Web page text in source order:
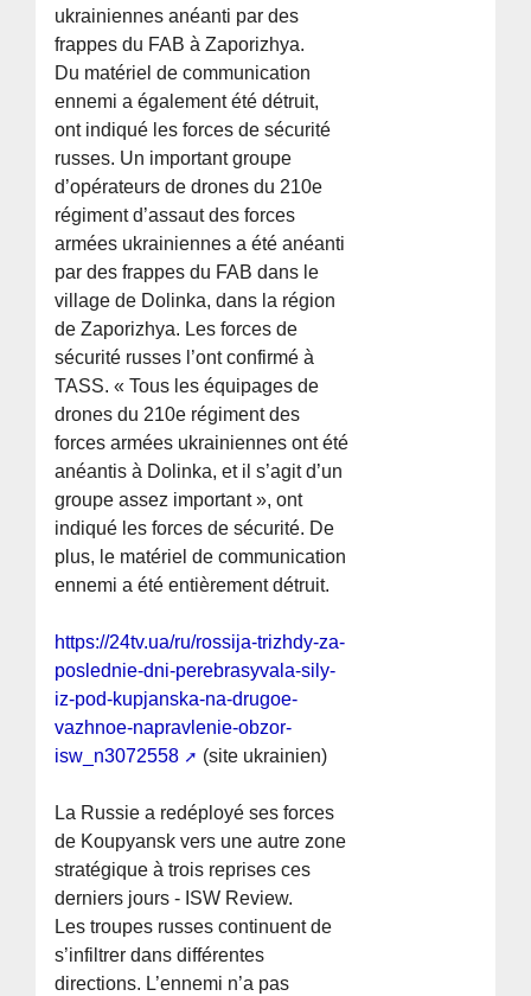
ukrainiennes anéanti par des
frappes du FAB à Zaporizhya.
Du matériel de communication
ennemi a également été détruit,
ont indiqué les forces de sécurité
russes. Un important groupe
d’opérateurs de drones du 210e
régiment d’assaut des forces
armées ukrainiennes a été anéanti
par des frappes du FAB dans le
village de Dolinka, dans la région
de Zaporizhya. Les forces de
sécurité russes l’ont confirmé à
TASS. « Tous les équipages de
drones du 210e régiment des
forces armées ukrainiennes ont été
anéantis à Dolinka, et il s’agit d’un
groupe assez important », ont
indiqué les forces de sécurité. De
plus, le matériel de communication
ennemi a été entièrement détruit.
https://24tv.ua/ru/rossija-trizhdy-za-
poslednie-dni-perebrasyvala-sily-
iz-pod-kupjanska-na-drugoe-
vazhnoe-napravlenie-obzor-
isw_n3072558
(site ukrainien)
La Russie a redéployé ses forces
de Koupyansk vers une autre zone
stratégique à trois reprises ces
derniers jours - ISW Review.
Les troupes russes continuent de
s’infiltrer dans différentes
directions. L’ennemi n’a pas